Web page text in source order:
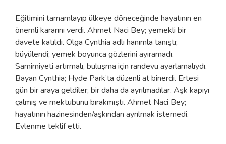
Eğitimini tamamlayıp ülkeye döneceğinde hayatının en
önemli kararını verdi. Ahmet Naci Bey; yemekli bir
davete katıldı. Olga Cynthia adlı hanımla tanıştı;
büyülendi; yemek boyunca gözlerini ayıramadı.
Samimiyeti artırmalı, buluşma için randevu ayarlamalıydı.
Bayan Cynthia; Hyde Park’ta düzenli at binerdi. Ertesi
gün bir araya geldiler; bir daha da ayrılmadılar. Aşk kapıyı
çalmış ve mektubunu bırakmıştı. Ahmet Naci Bey;
hayatının hazinesinden/aşkından ayrılmak istemedi.
Evlenme teklif etti.